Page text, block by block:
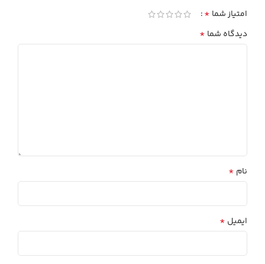
امتیاز شما *
دیدگاه شما *
نام *
ایمیل *